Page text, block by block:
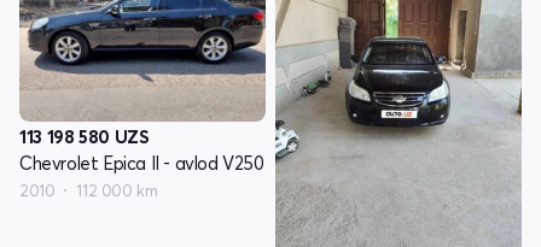
113 198 580 UZS
Chevrolet Epica II - avlod V250
2010 112 000 km